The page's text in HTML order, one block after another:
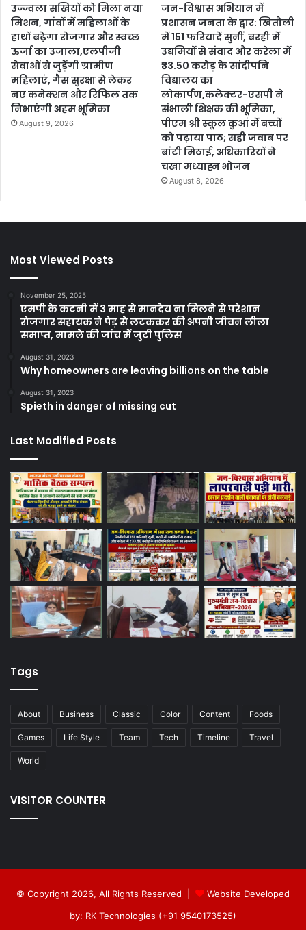
उज्ज्वला सखियों को मिला नया
मिशन, गांवों में महिलाओं के
हाथों बढ़ेगा रोजगार और स्वच्छ
ऊर्जा का उजाला,एलपीजी
सेवाओं से जुड़ेंगी ग्रामीण
महिलाएं, गैस सुरक्षा से लेकर
नए कनेक्शन और रिफिल तक
निभाएंगी अहम भूमिका
August 9, 2026
जन-विश्वास अभियान में
प्रशासन जनता के द्वार: खितौली
में 151 फरियादें सुनीं, बरही में
उद्यमियों से संवाद और करेला में
₹33.50 करोड़ के सांदीपनि
विद्यालय का
लोकार्पण,कलेक्टर-एसपी ने
संभाली शिक्षक की भूमिका,
पीएम श्री स्कूल कुआं में बच्चों
को पढ़ाया पाठ; सही जवाब पर
बांटी मिठाई, अधिकारियों ने
चखा मध्याह्न भोजन
August 8, 2026
Most Viewed Posts
November 25, 2025
एमपी के कटनी में 3 माह से मानदेय ना मिलने से परेशान
रोजगार सहायक ने पेड़ से लटककर की अपनी जीवन लीला
समाप्त, मामले की जांच में जुटी पुलिस
August 31, 2023
Why homeowners are leaving billions on the table
August 31, 2023
Spieth in danger of missing cut
Last Modified Posts
Tags
About Business Classic Color Content Foods
Games Life Style Team Tech Timeline Travel
World
VISITOR COUNTER
© Copyright 2026, All Rights Reserved |
Website Developed
by: RK Technologies (+91 9540173525)